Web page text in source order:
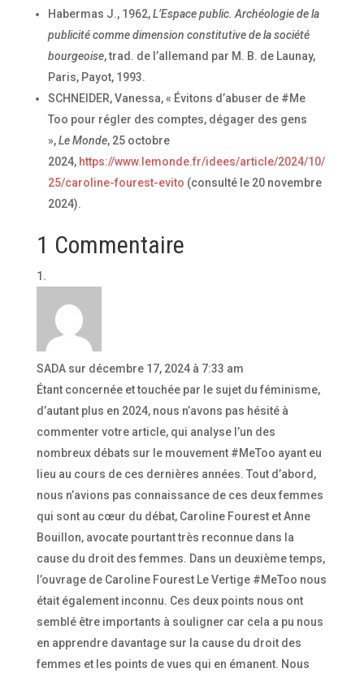
Habermas J., 1962,L’Espace public. Archéologie de la
publicité comme dimension constitutive de la société
bourgeoise, trad. de l’allemand par M. B. de Launay,
Paris, Payot, 1993.
SCHNEIDER, Vanessa, « Évitons d’abuser de #Me
Too pour régler des comptes, dégager des gens
»,Le Monde, 25 octobre
2024, https://www.lemonde.fr/idees/article/2024/10/
25/caroline-fourest-evito (consulté le 20 novembre
2024).
1 Commentaire
SADA sur décembre 17, 2024 à 7:33 am
Étant concernée et touchée par le sujet du féminisme,
d’autant plus en 2024, nous n’avons pas hésité à
commenter votre article, qui analyse l’un des
nombreux débats sur le mouvement #MeToo ayant eu
lieu au cours de ces dernières années. Tout d’abord,
nous n’avions pas connaissance de ces deux femmes
qui sont au cœur du débat, Caroline Fourest et Anne
Bouillon, avocate pourtant très reconnue dans la
cause du droit des femmes. Dans un deuxième temps,
l’ouvrage de Caroline Fourest Le Vertige #MeToo nous
était également inconnu. Ces deux points nous ont
semblé être importants à souligner car cela a pu nous
en apprendre davantage sur la cause du droit des
femmes et les points de vues qui en émanent. Nous